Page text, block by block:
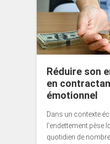
Réduire son
en
émotionnel
Dans un contexte
l’endettement pèse
quotidien de